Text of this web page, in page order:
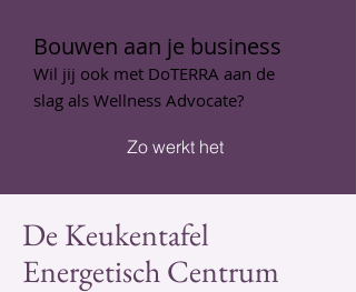
Bouwen aan je business
Wil jij ook met DoTERRA aan de
slag als Wellness Advocate?
Zo werkt het
De Keukentafel
Energetisch Centrum